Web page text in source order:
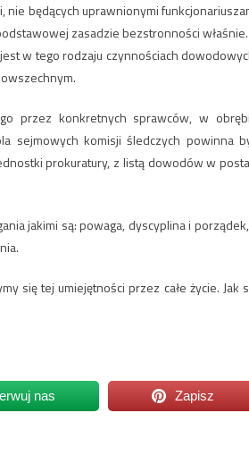
nie będących uprawnionymi
zasadzie bezstronności
w tego rodzaju czynnościach
przez konkretnych sprawców, w
sejmowych komisji śledczych powinna
prokuratury, z listą dowodów w
jakimi są: powaga, dyscyplina i
się tej umiejętności przez całe życie. Jak
nas Zapisz